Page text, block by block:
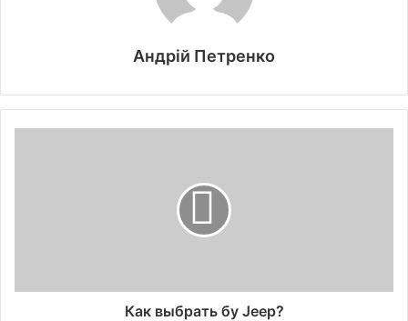
Андрій Петренко
Как выбрать бу Jeep?